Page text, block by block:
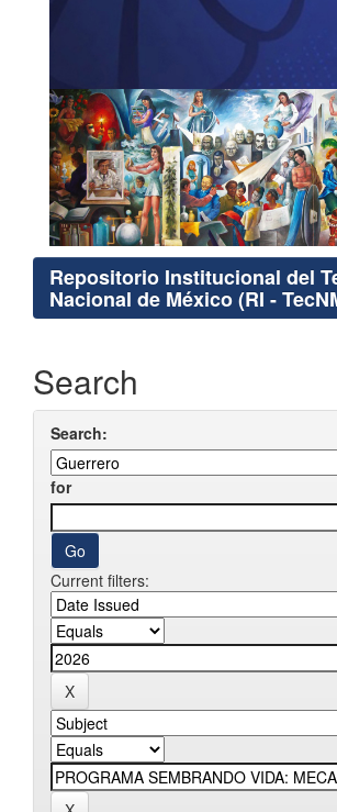
Repositorio Institucional del
Nacional de México (RI -
Search
Search:
for
Current filters: